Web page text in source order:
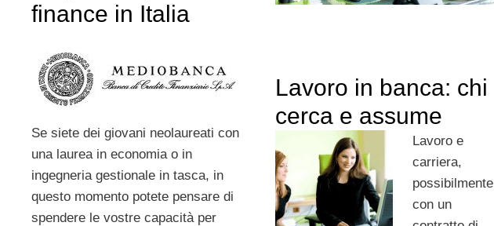
finance in Italia
Se siete dei giovani neolaureati con
una laurea in economia o in
ingegneria gestionale in tasca, in
questo momento potete pensare di
spendere le vostre capacità per
Lavoro in banca: chi
cerca e assume
Lavoro e
carriera,
possibilmente
con un